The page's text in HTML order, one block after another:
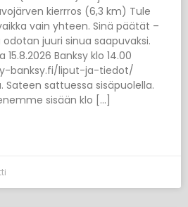
kierrros (6,3 km) Tule
vain yhteen. Sinä päätät –
juuri sinua saapuvaksi.
Banksy klo 14.00
banksy.fi/liput-ja-tiedot/
Sateen sattuessa sisäpuolella.
sisään klo […]